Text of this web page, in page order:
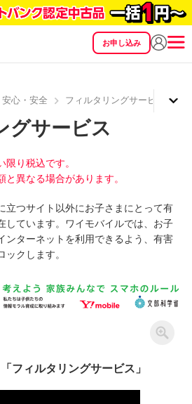
お申し込み
安心・安全 フィルタリングサービス
グサービス
り税込です。
異なる場合があります。
立つサイト以外にお子さまにとって有
しています。ワイモバイルでは、お子
ンターネットを利用できるよう、有害
クします。
フィルタリングサービス」